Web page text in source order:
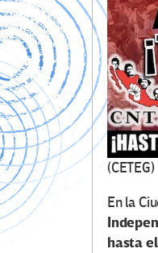
(CETEG)
En la
hasta